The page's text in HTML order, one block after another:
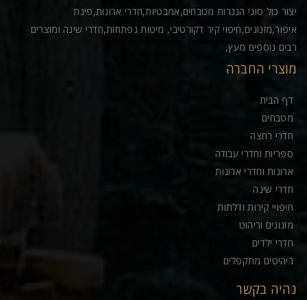
יצור כול סוגי הנגרות מטבחים,אמבטיות,חדרי ארונות,פינת
איפור,מזנונים,חיפוי קיר דקורטיבי, מיטות נפתחות,חדרי שינה ומוצרים
רבים נוספים מעץ,
מוצרי החברה
דף הבית
מטבחים
חדרי רחצה
ספריות וחדרי עבודה
ארונות וחדרי ארונות
חדרי שינה
חיפויי קירות ודלתות
מזנונים וריהוט
חדרי ילדים
ריהיטים מתקפלים
נהיה בקשר